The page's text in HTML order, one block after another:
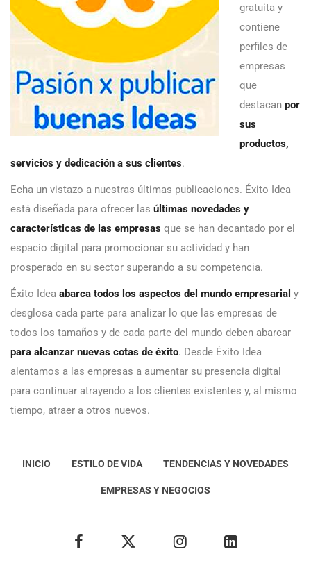
gratuita y
contiene
perfiles de
empresas
que
destacan por
sus
productos,
servicios y dedicación a sus clientes.
Echa un vistazo a nuestras últimas publicaciones. Éxito Idea
está diseñada para ofrecer las últimas novedades y
características de las empresas que se han decantado por el
espacio digital para promocionar su actividad y han
prosperado en su sector superando a su competencia.
Éxito Idea abarca todos los aspectos del mundo empresarial y
desglosa cada parte para analizar lo que las empresas de
todos los tamaños y de cada parte del mundo deben abarcar
para alcanzar nuevas cotas de éxito. Desde Éxito Idea
alentamos a las empresas a aumentar su presencia digital
para continuar atrayendo a los clientes existentes y, al mismo
tiempo, atraer a otros nuevos.
INICIO ESTILO DE VIDA TENDENCIAS Y NOVEDADES
EMPRESAS Y NEGOCIOS